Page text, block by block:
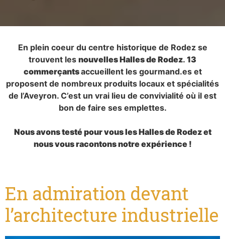
En plein coeur du centre historique de Rodez se
trouvent les nouvelles Halles de Rodez. 13
commerçantsaccueillent les gourmand.es et
proposent de nombreux produits locaux et spécialités
de l’Aveyron. C’est un vrai lieu de convivialité où il est
bon de faire ses emplettes.
Nous avons testé pour vous les Halles de Rodez et
nous vous racontons notre expérience !
En admiration devant
l’architecture industrielle